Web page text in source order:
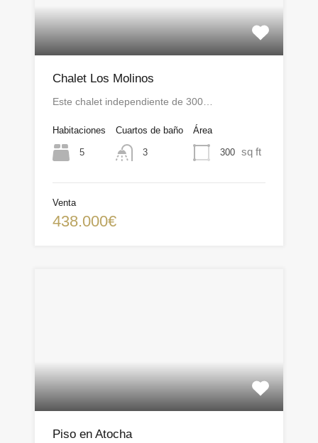
Chalet Los Molinos
Este chalet independiente de 300…
Habitaciones
5
Cuartos de baño
3
Área
300 sq ft
Venta
438.000€
Piso en Atocha